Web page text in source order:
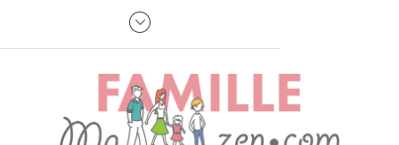
Panneau de gestion des cookies